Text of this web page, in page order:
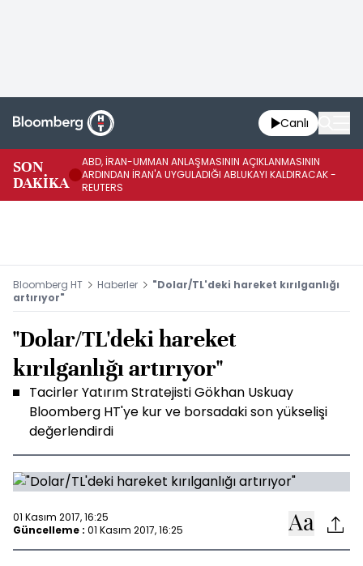
Canlı
SON
DAKİKA
ABD, İRAN-UMMAN ANLAŞMASININ AÇIKLANMASININ
ARDINDAN İRAN'A UYGULADIĞI ABLUKAYI KALDIRACAK -
REUTERS
Bloomberg HT Haberler
"Dolar/TL'deki hareket kırılganlığı
artırıyor"
"Dolar/TL'deki hareket
kırılganlığı artırıyor"
Tacirler Yatırım Stratejisti Gökhan Uskuay
Bloomberg HT'ye kur ve borsadaki son yükselişi
değerlendirdi
01 Kasım 2017, 16:25
Güncelleme : 01 Kasım 2017, 16:25